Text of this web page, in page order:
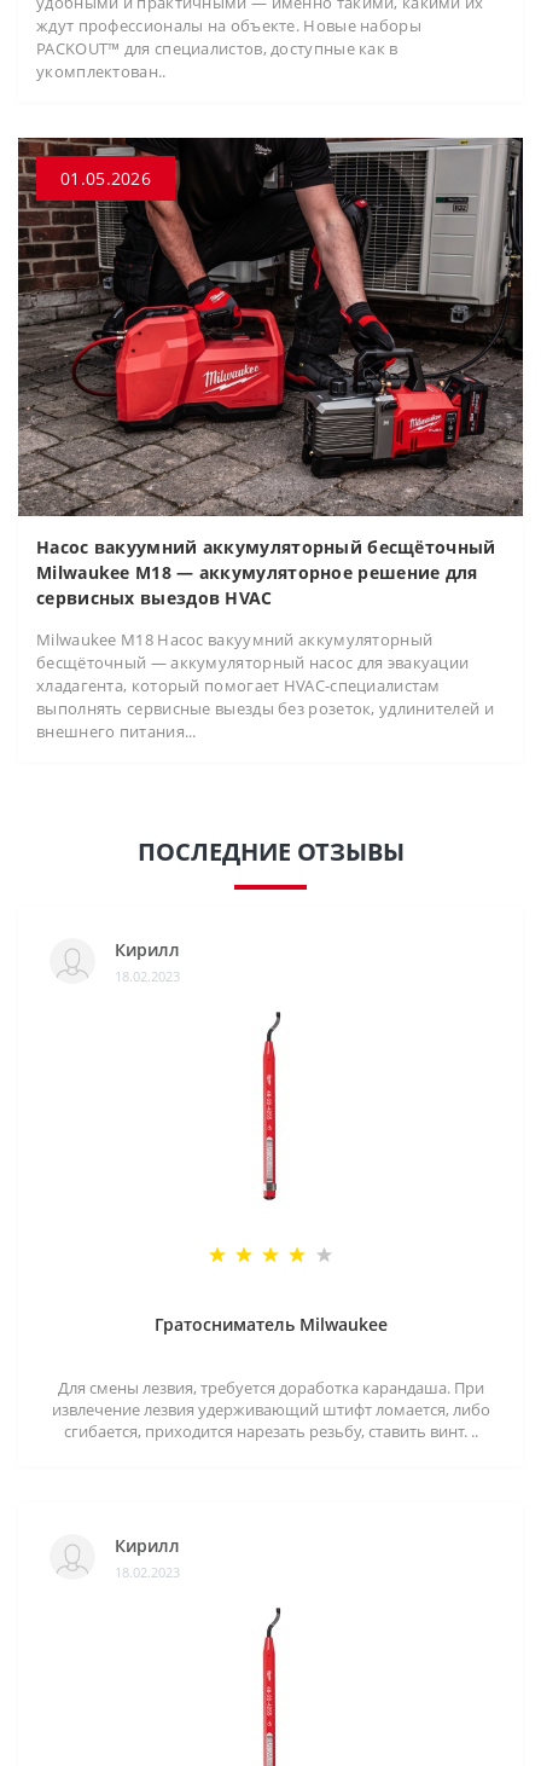
ждут профессионалы на объекте. Новые наборы
PACKOUT™ для специалистов, доступные как в
укомплектован..
01.05.2026
Насос вакуумний аккумуляторный бесщёточный
Milwaukee M18 — аккумуляторное решение для
сервисных выездов HVAC
Milwaukee M18 Насос вакуумний аккумуляторный
бесщёточный — аккумуляторный насос для эвакуации
хладагента, который помогает HVAC-специалистам
выполнять сервисные выезды без розеток, удлинителей и
внешнего питания...
ПОСЛЕДНИЕ ОТЗЫВЫ
Кирилл
18.02.2023
Гратосниматель Milwaukee
Для смены лезвия, требуется доработка карандаша. При
извлечение лезвия удерживающий штифт ломается, либо
сгибается, приходится нарезать резьбу, ставить винт. ..
Кирилл
18.02.2023